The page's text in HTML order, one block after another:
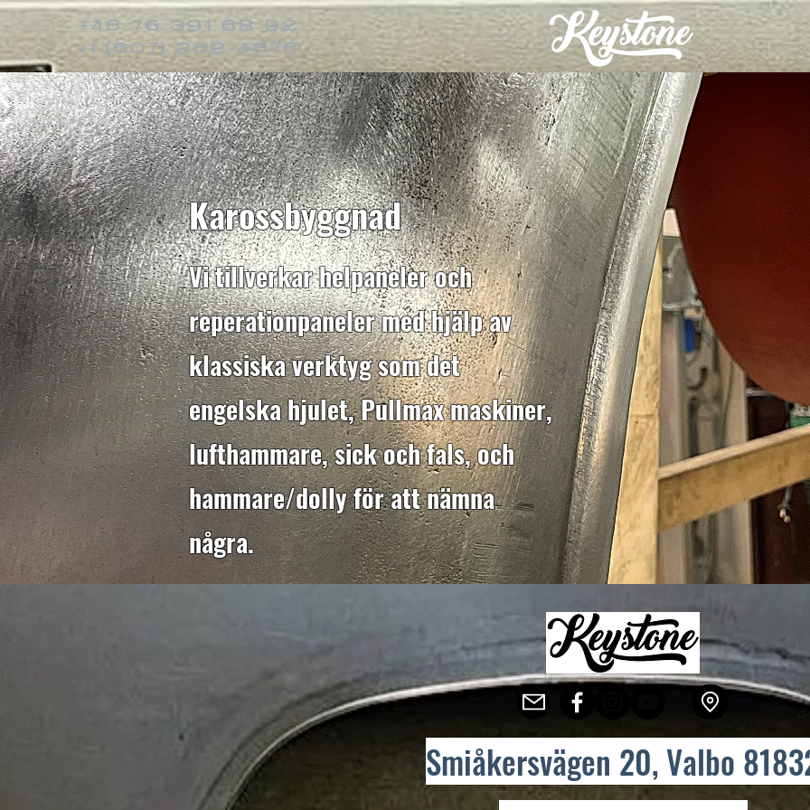
+46 76 391 68 92
+1 (607) 262-4876
Karossbyggnad
Vi tillverkar helpaneler och
reperationpaneler med hjälp av
klassiska verktyg som det
engelska hjulet, Pullmax maskiner,
lufthammare, sick och fals, och
hammare/dolly för att nämna
några.
Smiåkersvägen 20, Valbo